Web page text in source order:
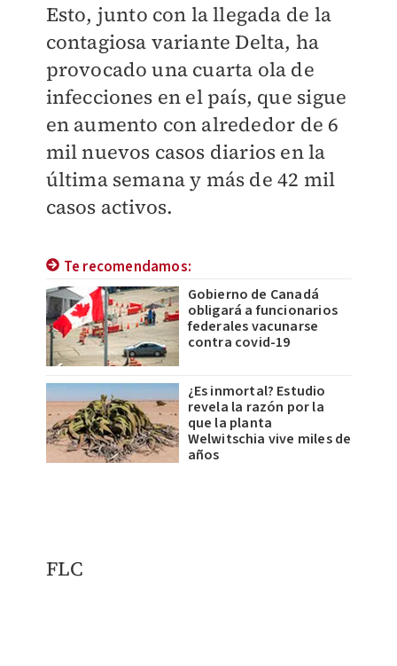
Esto, junto con la llegada de la
contagiosa variante Delta, ha
provocado una cuarta ola de
infecciones en el país, que sigue
en aumento con alrededor de 6
mil nuevos casos diarios en la
última semana y más de 42 mil
casos activos.
Te recomendamos:
Gobierno de Canadá
obligará a funcionarios
federales vacunarse
contra covid-19
¿Es inmortal? Estudio
revela la razón por la
que la planta
Welwitschia vive miles de
años
FLC